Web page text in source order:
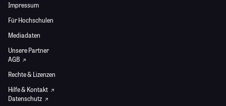
Impressum
Für Hochschulen
Mediadaten
Unsere Partner
AGB
Rechte & Lizenzen
Hilfe & Kontakt
Datenschutz